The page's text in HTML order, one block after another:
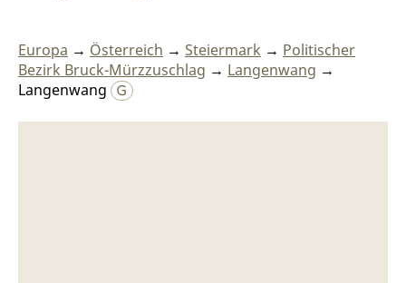
Europa → Österreich → Steiermark → Politischer
Bezirk Bruck-Mürzzuschlag → Langenwang →
Langenwang